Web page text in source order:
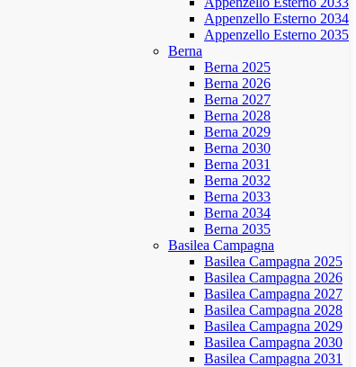
Appenzello Esterno 2034
Appenzello Esterno 2035
Berna
Berna 2025
Berna 2026
Berna 2027
Berna 2028
Berna 2029
Berna 2030
Berna 2031
Berna 2032
Berna 2033
Berna 2034
Berna 2035
Basilea Campagna
Basilea Campagna 2025
Basilea Campagna 2026
Basilea Campagna 2027
Basilea Campagna 2028
Basilea Campagna 2029
Basilea Campagna 2030
Basilea Campagna 2031